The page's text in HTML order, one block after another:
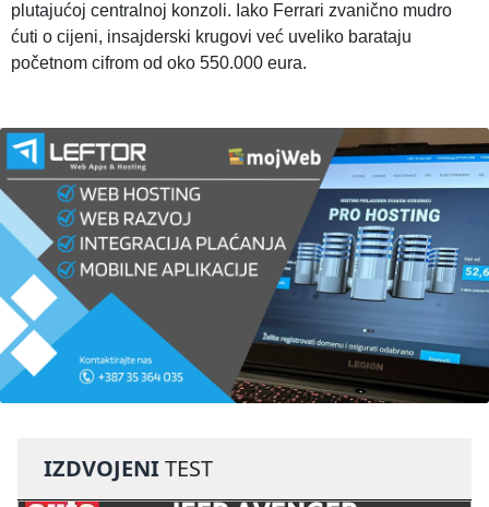
plutajućoj centralnoj konzoli. Iako Ferrari zvanično mudro
ćuti o cijeni, insajderski krugovi već uveliko barataju
početnom cifrom od oko 550.000 eura.
IZDVOJENITEST